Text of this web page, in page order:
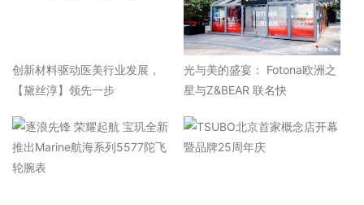
​创新材料驱动医美行业发展，
【黛丝淳】领先一步
光与美的盛宴： Fotona欧洲之
星与Z&BEAR 联名快